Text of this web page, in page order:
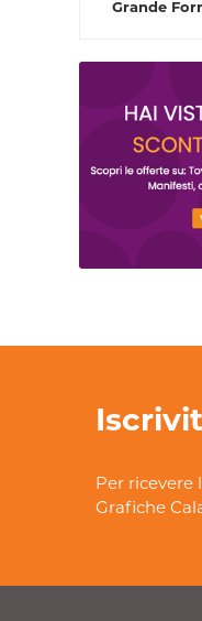
Grande
Per ricevere
Grafiche